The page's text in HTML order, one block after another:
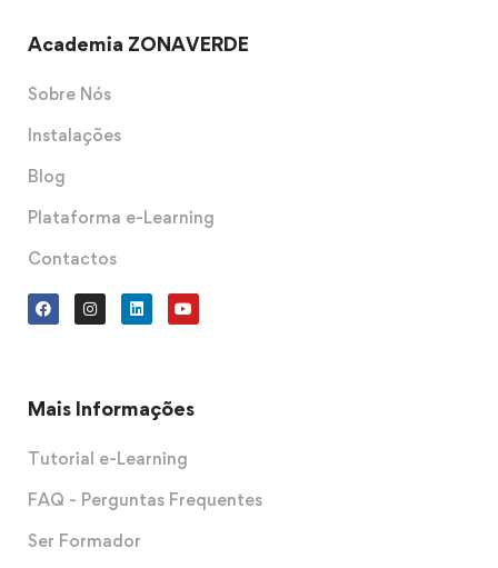
Academia ZONAVERDE
Sobre Nós
Instalações
Blog
Plataforma e-Learning
Contactos
Mais Informações
Tutorial e-Learning
FAQ - Perguntas Frequentes
Ser Formador